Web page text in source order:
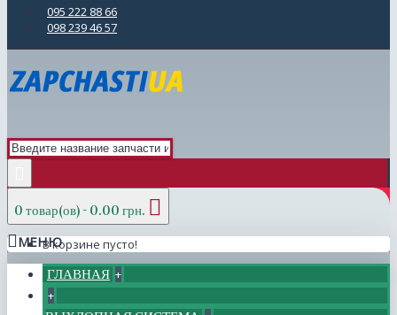
095 222 88 66
098 239 46 57
0 товар(ов) - 0.00 грн.
В корзине пусто!
МЕНЮ
ГЛАВНАЯ +
+